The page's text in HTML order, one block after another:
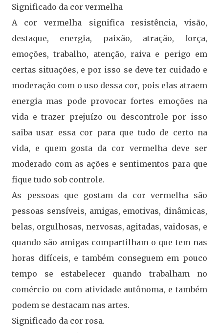
Significado da cor vermelha
A cor vermelha significa resistência, visão,
destaque, energia, paixão, atração, força,
emoções, trabalho, atenção, raiva e perigo em
certas situações, e por isso se deve ter cuidado e
moderação com o uso dessa cor, pois elas atraem
energia mas pode provocar fortes emoções na
vida e trazer prejuízo ou descontrole por isso
saiba usar essa cor para que tudo de certo na
vida, e quem gosta da cor vermelha deve ser
moderado com as ações e sentimentos para que
fique tudo sob controle.
As pessoas que gostam da cor vermelha são
pessoas sensíveis, amigas, emotivas, dinâmicas,
belas, orgulhosas, nervosas, agitadas, vaidosas, e
quando são amigas compartilham o que tem nas
horas difíceis, e também conseguem em pouco
tempo se estabelecer quando trabalham no
comércio ou com atividade autônoma, e também
podem se destacam nas artes.
Significado da cor rosa.